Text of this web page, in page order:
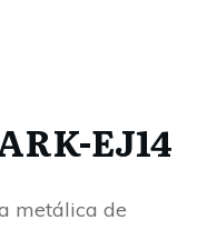
EJ14
metálica de